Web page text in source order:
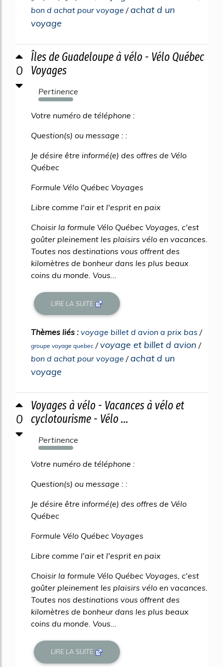
bon d achat pour voyage /achat d un
voyage
0
Îles de Guadeloupe à vélo - Vélo Québec
Voyages
Pertinence
745%
Votre numéro de téléphone :
Question(s) ou message : :
Je désire être informé(e) des offres de Vélo
Québec
Formule Vélo Québec Voyages
Libre comme l'air et l'esprit en paix
Choisir la formule Vélo Québec Voyages, c'est
goûter pleinement les plaisirs vélo en vacances.
Toutes nos destinations vous offrent des
kilomètres de bonheur dans les plus beaux
coins du monde. Vous...
LIRE LA SUITE
Thèmes liés : voyage billet d avion a prix bas /
groupe voyage quebec /voyage et billet d avion /
bon d achat pour voyage /achat d un
voyage
0
Voyages à vélo - Vacances à vélo et
cyclotourisme - Vélo ...
Pertinence
745%
Votre numéro de téléphone :
Question(s) ou message : :
Je désire être informé(e) des offres de Vélo
Québec
Formule Vélo Québec Voyages
Libre comme l'air et l'esprit en paix
Choisir la formule Vélo Québec Voyages, c'est
goûter pleinement les plaisirs vélo en vacances.
Toutes nos destinations vous offrent des
kilomètres de bonheur dans les plus beaux
coins du monde. Vous...
LIRE LA SUITE